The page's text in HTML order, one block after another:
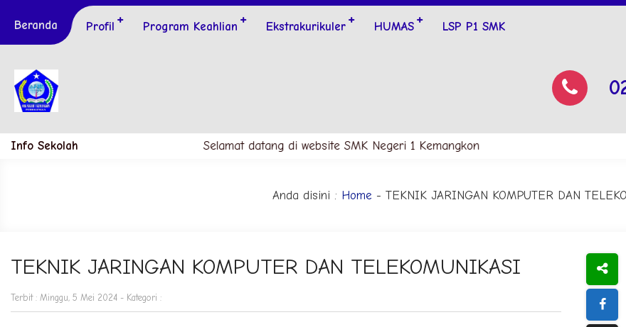
Beranda Profil Program Keahlian Ekstrakurikuler HUMAS LSP P1 SMK
Info Sekolah Selamat datang di website SMK Negeri 1 Kemangkon
Anda disini : Home - TEKNIK JARINGAN KOMPUTER DAN
TEKNIK JARINGAN KOMPUTER DAN TELEKOMUNIKASI
Terbit : Minggu, 5 Mei 2024 - Kategori :